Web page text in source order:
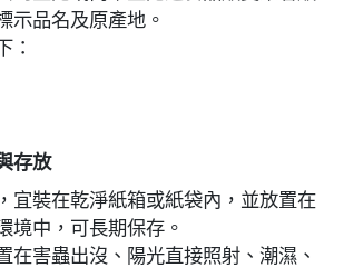
示品名及原產地。
：
存放
宜裝在乾淨紙箱或紙袋內，並放置在
境中，可長期保存。
在害蟲出沒、陽光直接照射、潮濕、